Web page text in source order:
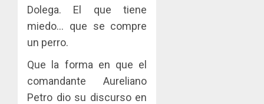
Dolega. El que tiene
miedo… que se compre
un perro.
Que la forma en que el
comandante Aureliano
Petro dio su discurso en